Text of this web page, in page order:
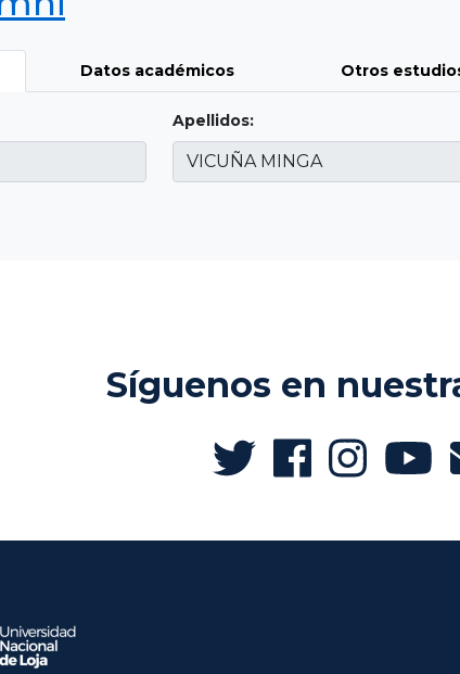
Datos académicos Otros
Apellidos:
Síguenos en